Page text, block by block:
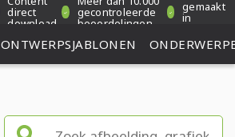
direct
download
gecontroleerde
beoordelingen
gemaakt
in
ONTWERPSJABLONEN